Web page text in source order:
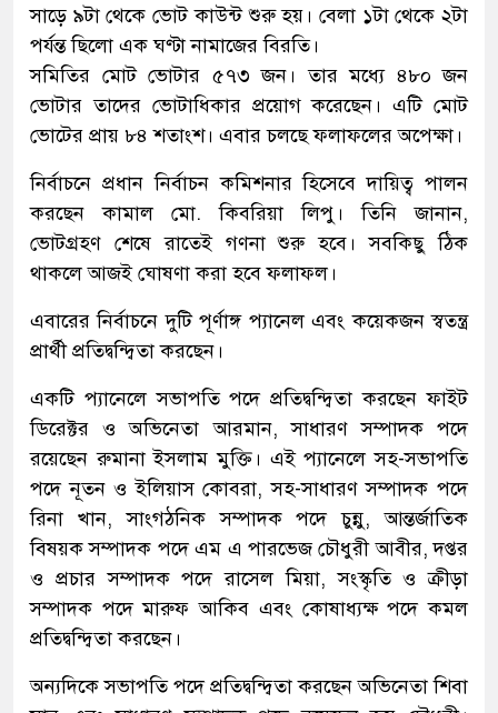
সাড়ে ৯টা থেকে ভোট কাউন্ট শুরু হয়। বেলা ১টা থেকে ২টা
পর্যন্ত ছিলো এক ঘণ্টা নামাজের বিরতি।
সমিতির মোট ভোটার ৫৭৩ জন। তার মধ্যে ৪৮০ জন
ভোটার তাদের ভোটাধিকার প্রয়োগ করেছেন। এটি মোট
ভোটের প্রায় ৮৪ শতাংশ। এবার চলছে ফলাফলের অপেক্ষা।
নির্বাচনে প্রধান নির্বাচন কমিশনার হিসেবে দায়িত্ব পালন
করছেন কামাল মো. কিবরিয়া লিপু। তিনি জানান,
ভোটগ্রহণ শেষে রাতেই গণনা শুরু হবে। সবকিছু ঠিক
থাকলে আজই ঘোষণা করা হবে ফলাফল।
এবারের নির্বাচনে দুটি পূর্ণাঙ্গ প্যানেল এবং কয়েকজন স্বতন্ত্র
প্রার্থী প্রতিদ্বন্দ্বিতা করছেন।
একটি প্যানেলে সভাপতি পদে প্রতিদ্বন্দ্বিতা করছেন ফাইট
ডিরেক্টর ও অভিনেতা আরমান, সাধারণ সম্পাদক পদে
রয়েছেন রুমানা ইসলাম মুক্তি। এই প্যানেলে সহ-সভাপতি
পদে নূতন ও ইলিয়াস কোবরা, সহ-সাধারণ সম্পাদক পদে
রিনা খান, সাংগঠনিক সম্পাদক পদে চুন্নু, আন্তর্জাতিক
বিষয়ক সম্পাদক পদে এম এ পারভেজ চৌধুরী আবীর, দপ্তর
ও প্রচার সম্পাদক পদে রাসেল মিয়া, সংস্কৃতি ও ক্রীড়া
সম্পাদক পদে মারুফ আকিব এবং কোষাধ্যক্ষ পদে কমল
প্রতিদ্বন্দ্বিতা করছেন।
অন্যদিকে সভাপতি পদে প্রতিদ্বন্দ্বিতা করছেন অভিনেতা শিবা